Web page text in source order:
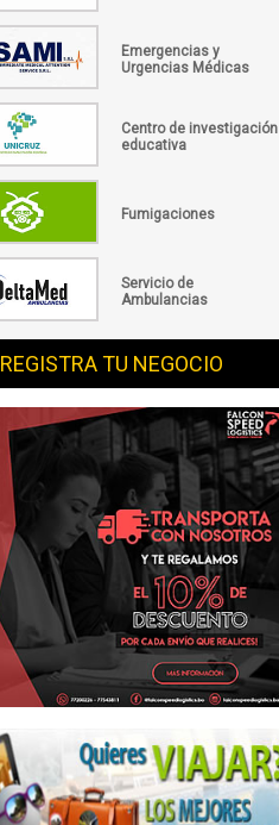
Emergencias y
Urgencias Médicas
Centro de investigación
educativa
Fumigaciones
Servicio de
Ambulancias
REGISTRA TU NEGOCIO